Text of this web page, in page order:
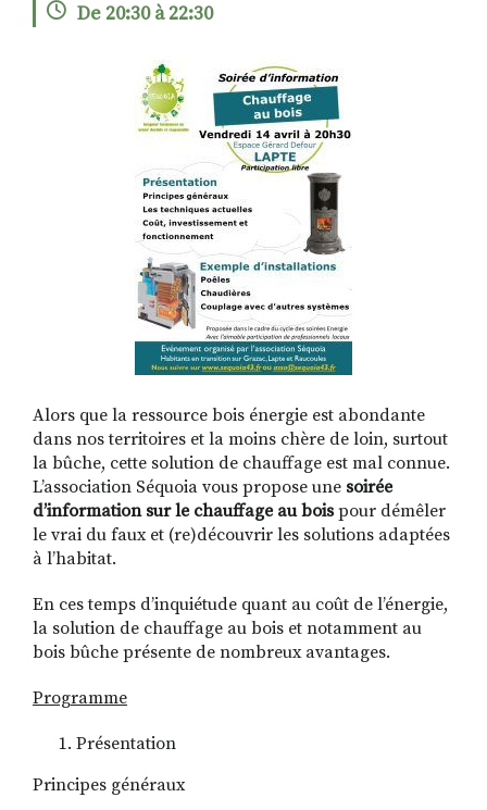
RECHERCHER
S'ABONNER
S'INSCRIRE À LA NEWSLETTER
FACEBOOKINSTAGRAM
LINKEDINYOUTUBE
De 20:30 à 22:30
Alors que la ressource bois énergie est abondante
dans nos territoires et la moins chère de loin, surtout
la bûche, cette solution de chauffage est mal connue.
L’association Séquoia vous propose une soirée
d’information sur le chauffage au boispour démêler
le vrai du faux et (re)découvrir les solutions adaptées
à l’habitat.
En ces temps d’inquiétude quant au coût de l’énergie,
la solution de chauffage au bois et notamment au
bois bûche présente de nombreux avantages.
Programme
Présentation
Principes généraux